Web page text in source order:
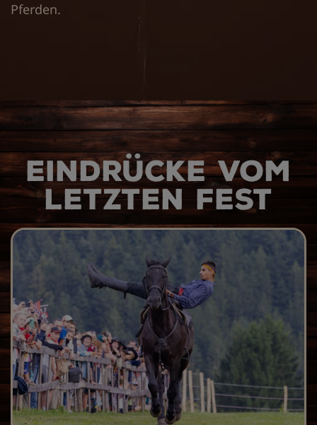
Pferden.
Eindrücke vom
letzten Fest